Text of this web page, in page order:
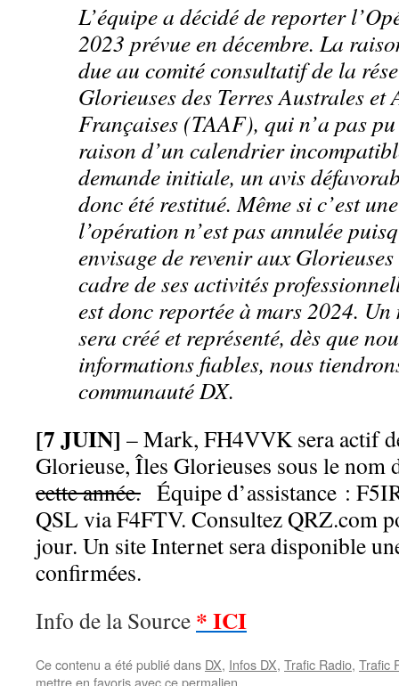
L’équipe a décidé de reporter
2023 prévue en décembre. La
due au comité consultatif de la
Glorieuses des Terres Australes et
Françaises (TAAF), qui n’a pas
raison d’un calendrier
demande initiale, un avis
donc été restitué. Même si c’est
l’opération n’est pas annulée
envisage de revenir aux
cadre de ses activités
est donc reportée à mars 2024.
sera créé et représenté, dès que
informations fiables, nous
communauté DX.
[7 JUIN] – Mark, FH4VVK sera actif
Glorieuse, Îles Glorieuses sous le nom
cette année. Équipe d’assistance :
QSL via F4FTV. Consultez QRZ.com
jour. Un site Internet sera disponible
confirmées.
Info de la Source * ICI
Ce contenu a été publié dans DX, Infos DX, Trafic Radio, Trafic
mettre en favoris avecce permalien.